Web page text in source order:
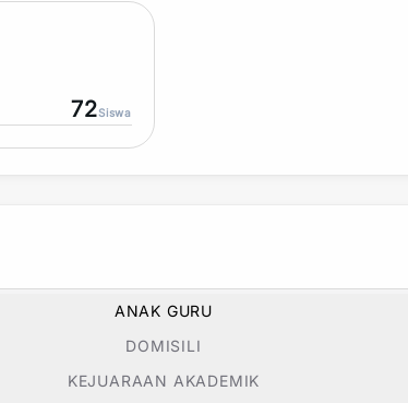
72Siswa
ANAK GURU
DOMISILI
KEJUARAAN AKADEMIK